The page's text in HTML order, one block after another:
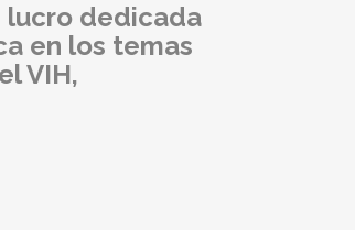
lucro dedicada
en los temas
VIH,